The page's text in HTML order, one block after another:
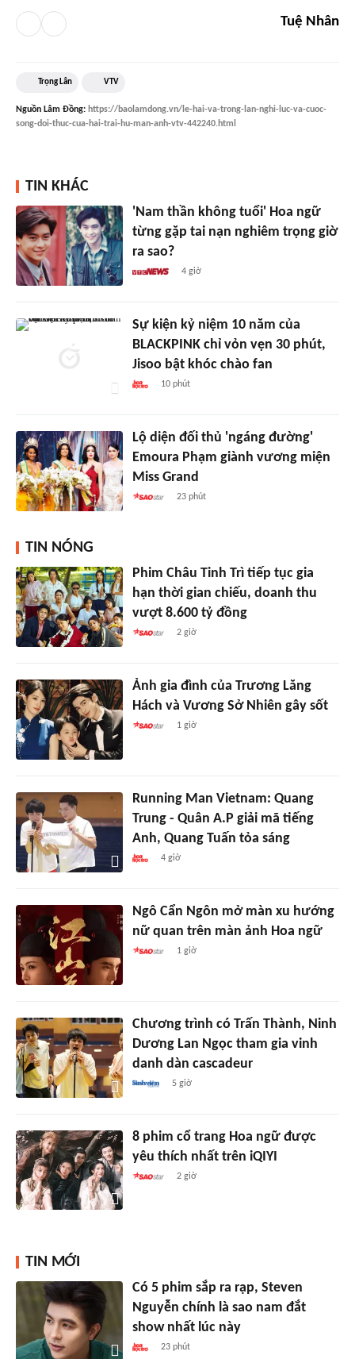
Tuệ Nhân
Trọng Lân VTV
Nguồn Lâm Đồng: https://baolamdong.vn/le-hai-va-trong-lan-nghi-luc-va-cuoc-
song-doi-thuc-cua-hai-trai-hu-man-anh-vtv-442240.html
TIN KHÁC
'Nam thần không tuổi' Hoa ngữ
từng gặp tai nạn nghiêm trọng giờ
ra sao?
4 giờ
Sự kiện kỷ niệm 10 năm của
BLACKPINK chỉ vỏn vẹn 30 phút,
Jisoo bật khóc chào fan
10 phút
Lộ diện đối thủ 'ngáng đường'
Emoura Phạm giành vương miện
Miss Grand
23 phút
TIN NÓNG
Phim Châu Tinh Trì tiếp tục gia
hạn thời gian chiếu, doanh thu
vượt 8.600 tỷ đồng
2 giờ
Ảnh gia đình của Trương Lăng
Hách và Vương Sở Nhiên gây sốt
1 giờ
Running Man Vietnam: Quang
Trung - Quân A.P giải mã tiếng
Anh, Quang Tuấn tỏa sáng
4 giờ
Ngô Cẩn Ngôn mở màn xu hướng
nữ quan trên màn ảnh Hoa ngữ
1 giờ
Chương trình có Trấn Thành, Ninh
Dương Lan Ngọc tham gia vinh
danh dàn cascadeur
5 giờ
8 phim cổ trang Hoa ngữ được
yêu thích nhất trên iQIYI
2 giờ
TIN MỚI
Có 5 phim sắp ra rạp, Steven
Nguyễn chính là sao nam đắt
show nhất lúc này
23 phút